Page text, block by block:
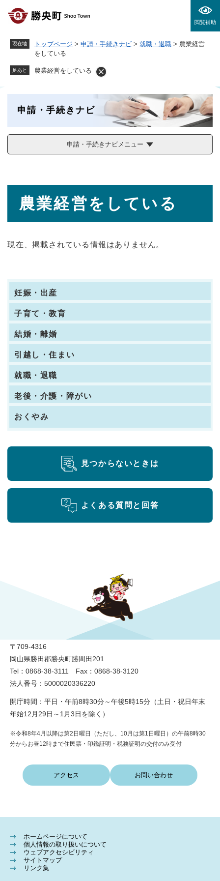
閲覧補助
現在地 トップページ > 申請・手続きナビ > 就職・退職 > 農業経営
をしている
足あと 農業経営をしている
申請・手続きナビ
申請・手続きナビメニュー
農業経営をしている
現在、掲載されている情報はありません。
妊娠・出産
子育て・教育
結婚・離婚
引越し・住まい
就職・退職
老後・介護・障がい
おくやみ
見つからないときは
よくある質問と回答
〒709-4316
岡山県勝田郡勝央町勝間田201
Tel：0868-38-3111 Fax：0868-38-3120
法人番号：5000020336220
開庁時間：平日・午前8時30分～午後5時15分（土日・祝日年末
年始12月29日～1月3日を除く）
※令和8年4月以降は第2日曜日（ただし、10月は第1日曜日）の午前8時30
分からお昼12時まで住民票・印鑑証明・税務証明の交付のみ受付
アクセス お問い合わせ
ホームページについて
個人情報の取り扱いについて
ウェブアクセシビリティ
サイトマップ
リンク集